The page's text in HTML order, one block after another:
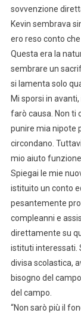
sovvenzione
Kevin sembrava
ero reso conto
Questa era la
sembrare un
si lamenta solo
Mi sporsi in
farò causa. Non ti
punire mia nipote
circondano.
mio aiuto
Spiegai le mie
istituito un conto
pesantemente
compleanni e
direttamente su
istituti interessati.
divisa scolastica,
bisogno del
del campo.
“Non sarò più il